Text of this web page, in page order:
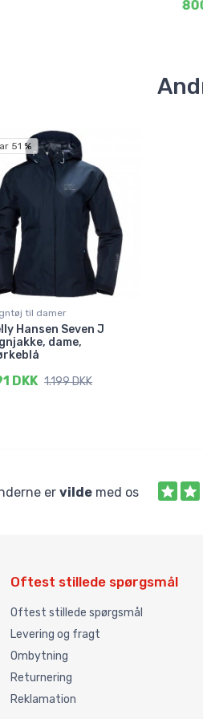
51 %
til damer
Hansen Seven J
dame,
DKK 1.199 DKK
er vildemed os
Oftest stillede spørgsmål
Oftest stillede spørgsmål
Levering og fragt
Ombytning
Returnering
Reklamation